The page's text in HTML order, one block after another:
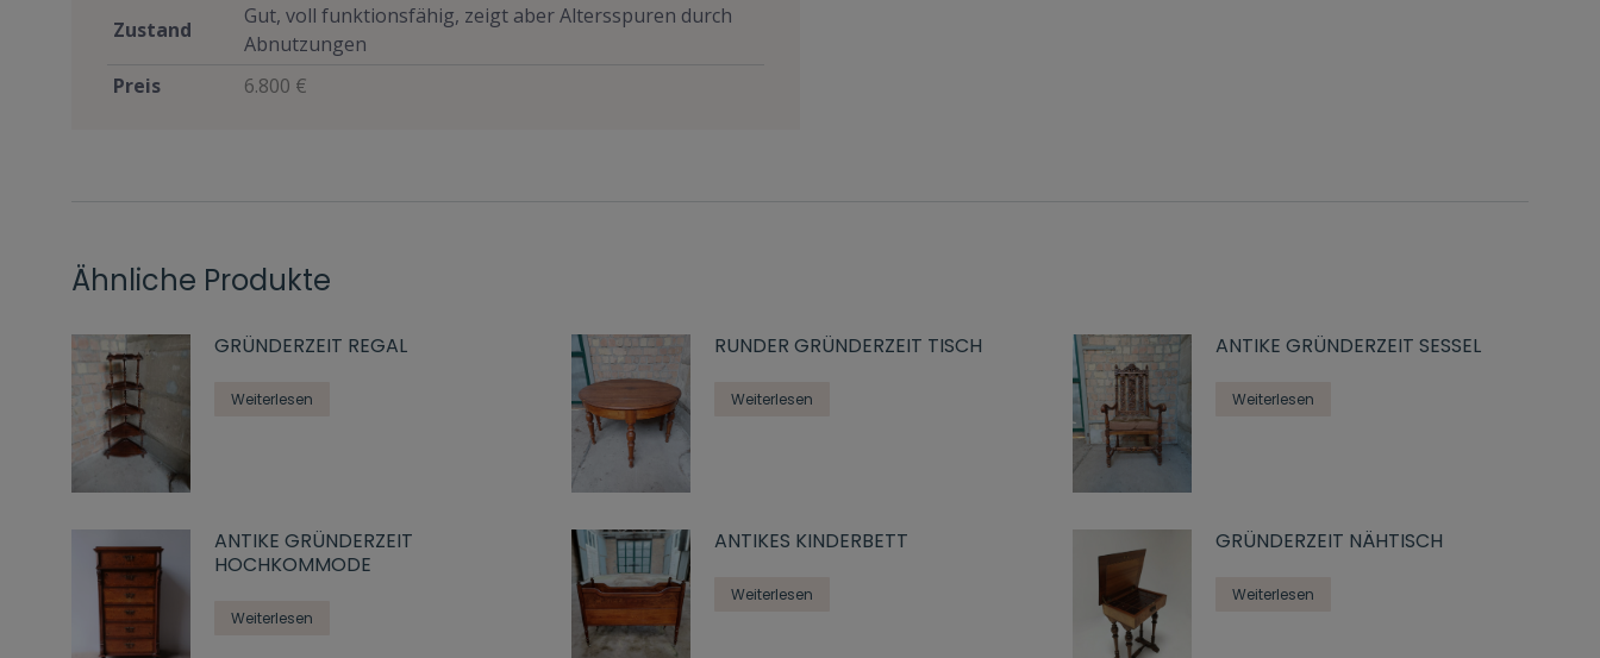
Zustand
Gut, voll funktionsfähig, zeigt aber Altersspuren durch
Abnutzungen
Preis
6.800 €
Ähnliche Produkte
GRÜNDERZEIT REGAL
Weiterlesen
RUNDER GRÜNDERZEIT TISCH
Weiterlesen
ANTIKE GRÜNDERZEIT SESSEL
Weiterlesen
ANTIKE GRÜNDERZEIT
HOCHKOMMODE
Weiterlesen
ANTIKES KINDERBETT
Weiterlesen
GRÜNDERZEIT NÄHTISCH
Weiterlesen